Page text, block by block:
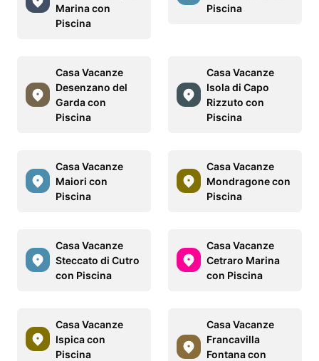
Marina con
Piscina
Piscina
Casa Vacanze
Desenzano del
Garda con
Piscina
Casa Vacanze
Isola di Capo
Rizzuto con
Piscina
Casa Vacanze
Maiori con
Piscina
Casa Vacanze
Mondragone con
Piscina
Casa Vacanze
Steccato di Cutro
con Piscina
Casa Vacanze
Cetraro Marina
con Piscina
Casa Vacanze
Ispica con
Piscina
Casa Vacanze
Francavilla
Fontana con